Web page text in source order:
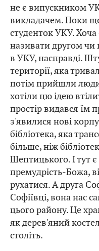
не є випускником
викладачем. Поки
студенток УКУ.
називати другом
в УКУ, насправді.
території, яка
потім прийшли
хотіли цю ідею
простір видався їм
з'явилися нові
бібліотека, яка
більше, ніж
Шептицького. І тут
премудрість-Божа,
рухатися. А друга
Софіївці, вона нас
цього району. Це
як дерев'яний
століть.